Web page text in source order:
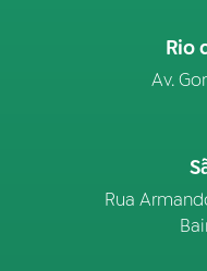
Rio
Av.
Rua